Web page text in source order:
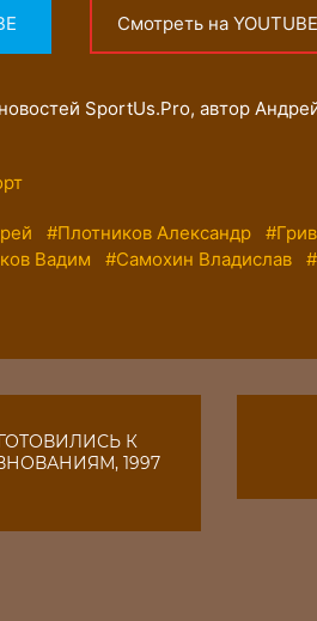
Смотреть на YOUTUBE
SportUs.Рro, автор
#Плотников Александр
Вадим #Самохин Владислав
К
1997